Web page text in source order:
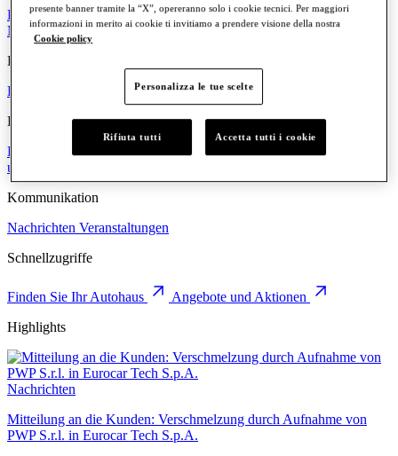
Bis zu 300 €Zwischen 300 € und 500 €Zwischen 500 € und 700 €
Mehr als 700 €
Kraftstoff
Benzin
ElektrischHybrid
Eurocar
Die Gruppe
Die Menschen Arbeiten Sie mit uns
und Prinzipien
Kommunikation
Nachrichten Veranstaltungen
Schnellzugriffe
Finden Sie Ihr Autohaus
Angebote und Aktionen
Highlights
Nachrichten
Mitteilung an die Kunden: Verschmelzung durch Aufnahme von
PWP S.r.l. in Eurocar Tech S.p.A.
presente banner tramite la “X”, opereranno solo i cookie tecnici. Per maggiori
informazioni in merito ai cookie ti invitiamo a prendere visione della nostra
Cookie policy
Personalizza le tue scelte
Rifiuta tutti Accetta tutti i cookie